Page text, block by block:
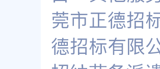
莞市正德招
德招标有限